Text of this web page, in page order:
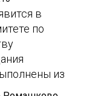
в
по
из